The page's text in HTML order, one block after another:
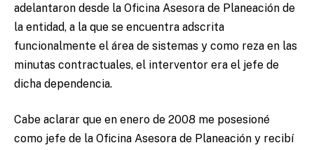
adelantaron desde la Oficina Asesora de Planeación de
la entidad, a la que se encuentra adscrita
funcionalmente el área de sistemas y como reza en las
minutas contractuales, el interventor era el jefe de
dicha dependencia.
Cabe aclarar que en enero de 2008 me posesioné
como jefe de la Oficina Asesora de Planeación y recibí